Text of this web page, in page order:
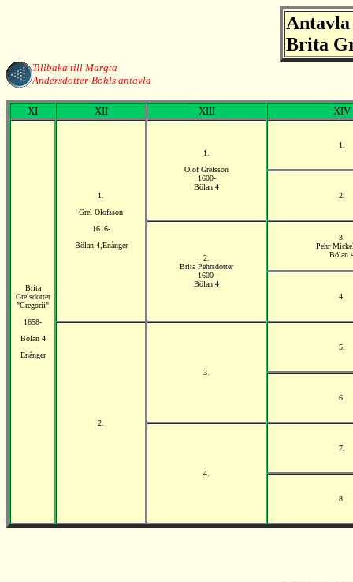
Brita
Tillbaka till Margta
Andersdotter-Böhls antavla
XI XII XIII XIV
Brita
Grelsdotter
"Gregorii"
1658-
Bölan 4
Enånger
1.
Grel Olofsson
1616-
Bölan 4,Enånger
1.
Olof Grelsson
1600-
Bölan 4
1.
2.
2.
Brita Pehrsdotter
1600-
Bölan 4
3.
Pehr
Bölan
4.
2.
3.
5.
6.
4.
7.
8.